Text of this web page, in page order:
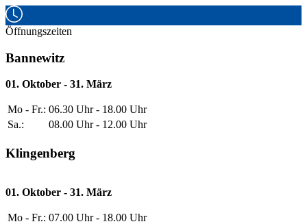
Öffnungszeiten
Bannewitz
01. Oktober - 31. März
Mo - Fr.: 06.30 Uhr - 18.00 Uhr
Sa.:
08.00 Uhr - 12.00 Uhr
Klingenberg
01. Oktober - 31. März
Mo - Fr.: 07.00 Uhr - 18.00 Uhr